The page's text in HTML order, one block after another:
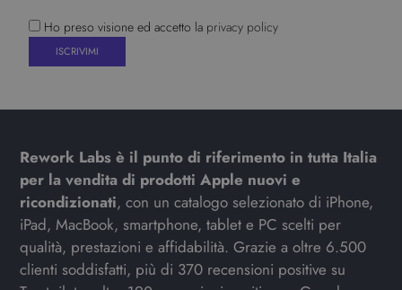
Ho preso visione ed accetto la privacy policy
Rework Labs è il punto di riferimento in tutta Italia
per la vendita di prodotti Apple nuovi e
ricondizionati, con un catalogo selezionato di iPhone,
iPad, MacBook, smartphone, tablet e PC scelti per
qualità, prestazioni e affidabilità. Grazie a oltre 6.500
clienti soddisfatti, più di 370 recensioni positive su